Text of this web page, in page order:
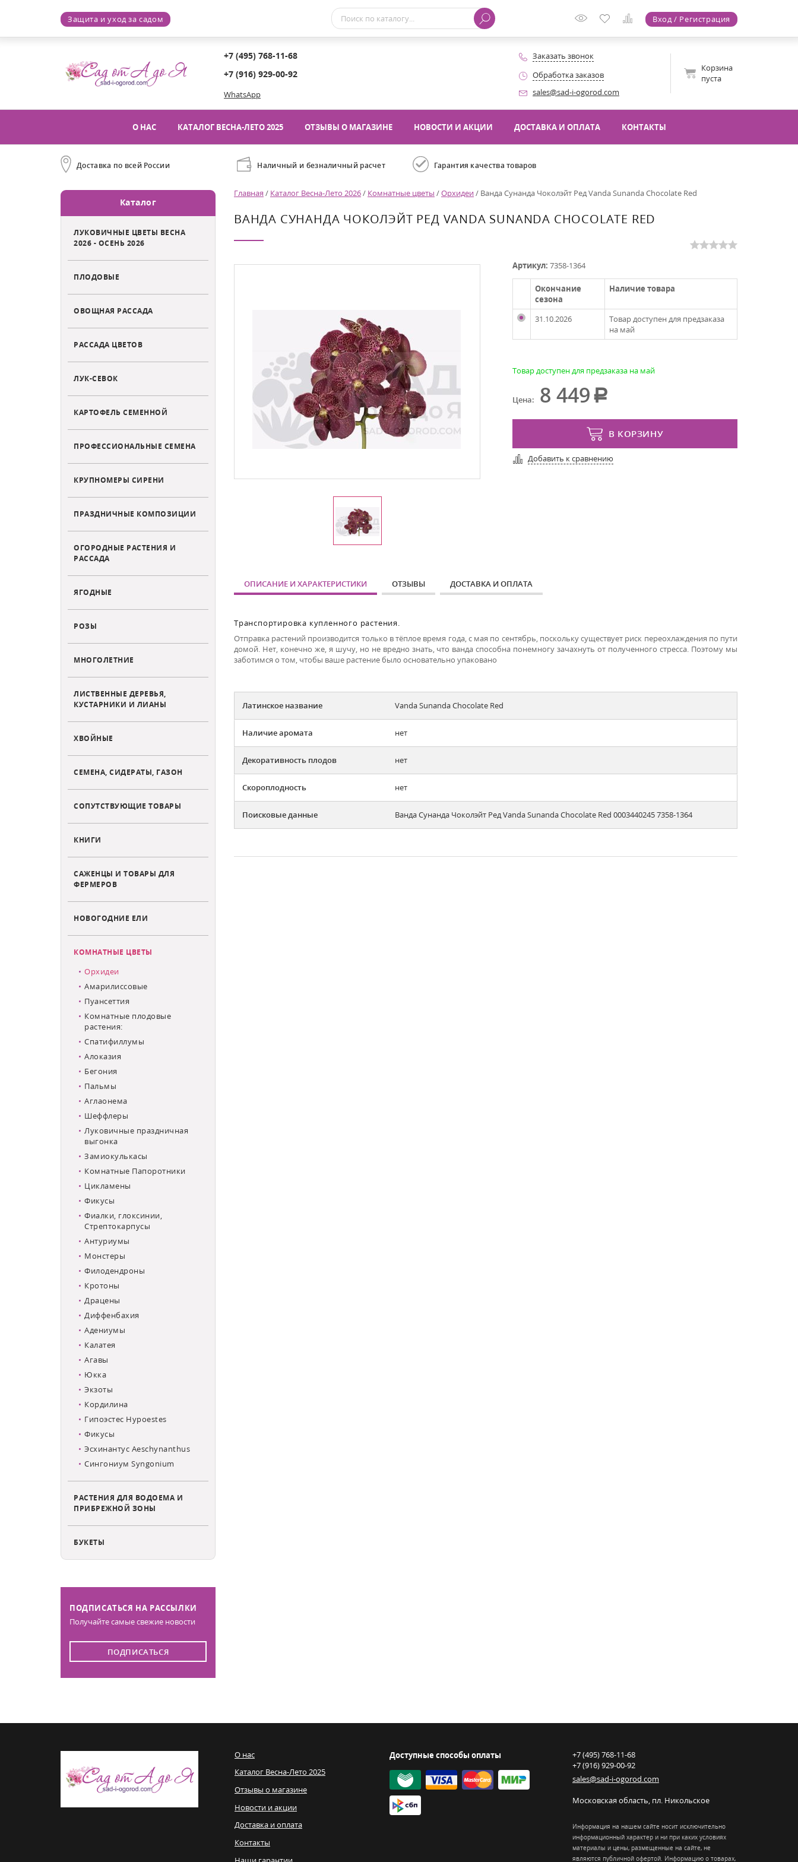
Защита и уход за садом Вход / Регистрация
+7 (495) 768-11-68
+7 (916) 929-00-92
WhatsApp
Заказать звонок
Обработка заказов
sales@sad-i-ogorod.com
Корзина
пуста
О НАС КАТАЛОГ ВЕСНА-ЛЕТО 2025 ОТЗЫВЫ О МАГАЗИНЕ НОВОСТИ И АКЦИИ ДОСТАВКА И ОПЛАТА КОНТАКТЫ
Доставка по всей России Наличный и безналичный расчет Гарантия качества товаров
Каталог
ЛУКОВИЧНЫЕ ЦВЕТЫ ВЕСНА
2026 - ОСЕНЬ 2026
ПЛОДОВЫЕ
ОВОЩНАЯ РАССАДА
РАССАДА ЦВЕТОВ
ЛУК-СЕВОК
КАРТОФЕЛЬ СЕМЕННОЙ
ПРОФЕССИОНАЛЬНЫЕ СЕМЕНА
КРУПНОМЕРЫ СИРЕНИ
ПРАЗДНИЧНЫЕ КОМПОЗИЦИИ
ОГОРОДНЫЕ РАСТЕНИЯ И
РАССАДА
ЯГОДНЫЕ
РОЗЫ
МНОГОЛЕТНИЕ
ЛИСТВЕННЫЕ ДЕРЕВЬЯ,
КУСТАРНИКИ И ЛИАНЫ
ХВОЙНЫЕ
СЕМЕНА, СИДЕРАТЫ, ГАЗОН
СОПУТСТВУЮЩИЕ ТОВАРЫ
КНИГИ
САЖЕНЦЫ И ТОВАРЫ ДЛЯ
ФЕРМЕРОВ
НОВОГОДНИЕ ЕЛИ
КОМНАТНЫЕ ЦВЕТЫ
Орхидеи
Амарилиссовые
Пуансеттия
Комнатные плодовые
растения:
Спатифиллумы
Алоказия
Бегония
Пальмы
Аглаонема
Шеффлеры
Луковичные праздничная
выгонка
Замиокулькасы
Комнатные Папоротники
Цикламены
Фикусы
Фиалки, глоксинии,
Стрептокарпусы
Антуриумы
Монстеры
Филодендроны
Кротоны
Драцены
Диффенбахия
Адениумы
Калатея
Агавы
Юкка
Экзоты
Кордилина
Гипоэстес Hypoestes
Фикусы
Эсхинантус Aeschynanthus
Сингониум Syngonium
РАСТЕНИЯ ДЛЯ ВОДОЕМА И
ПРИБРЕЖНОЙ ЗОНЫ
БУКЕТЫ
ПОДПИСАТЬСЯ НА РАССЫЛКИ
Получайте самые свежие новости
ПОДПИСАТЬСЯ
Главная / Каталог Весна-Лето 2026/ Комнатные цветы /Орхидеи/ Ванда Сунанда Чоколэйт Ред Vanda Sunanda Chocolate Red
ВАНДА СУНАНДА ЧОКОЛЭЙТ РЕД VANDA SUNANDA CHOCOLATE RED
Артикул: 7358-1364
Окончание
сезона
Наличие товара
31.10.2026
Товар доступен для предзаказа
на май
Товар доступен для предзаказа на май
Цена: 8 449
В КОРЗИНУ
Добавить к сравнению
ОПИСАНИЕ И ХАРАКТЕРИСТИКИ ОТЗЫВЫ ДОСТАВКА И ОПЛАТА
Транспортировка купленного растения.
Отправка растений производится только в тёплое время года, с мая по сентябрь, поскольку существует риск переохлаждения по пути
домой. Нет, конечно же, я шучу, но не вредно знать, что ванда способна понемногу зачахнуть от полученного стресса. Поэтому мы
заботимся о том, чтобы ваше растение было основательно упаковано
Латинское название Vanda Sunanda Chocolate Red
Наличие аромата нет
Декоративность плодов нет
Скороплодность нет
Поисковые данные Ванда Сунанда Чоколэйт Ред Vanda Sunanda Chocolate Red 0003440245 7358-1364
О нас
Каталог Весна-Лето 2025
Отзывы о магазине
Новости и акции
Доставка и оплата
Контакты
Доступные способы оплаты
+7 (495) 768-11-68
+7 (916) 929-00-92
sales@sad-i-ogorod.com
Московская область пл. Никольcкое
Информация на нашем сайте носит исключительно
информационный характер и ни при каких условиях
материалы и цены, размещенные на сайте, не
являются публичной офертой. Информацию о товарах,